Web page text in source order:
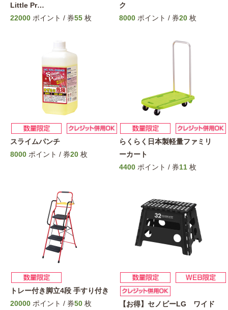
Little Pr…
22000 ポイント / 券55 枚
ク
8000 ポイント / 券20 枚
スライムパンチ
8000 ポイント / 券20 枚
らくらく日本製軽量ファミリ
ーカート
4400 ポイント / 券11 枚
トレー付き脚立4段 手すり付き
20000 ポイント / 券50 枚
【お得】セノビーLG ワイド